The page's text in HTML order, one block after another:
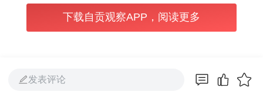
身、按压、吹气、除颤——动作从最初的生涩
下载自贡观察APP，阅读更多
发表评论